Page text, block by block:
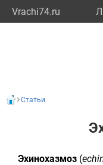
Vrachi74.ru
Статьи
Эхинохазмоз (